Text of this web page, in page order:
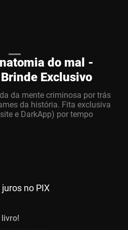
do mal -
Exclusivo
da mente criminosa por trás
da história. Fita exclusiva
e DarkApp) por tempo
no PIX
livro!